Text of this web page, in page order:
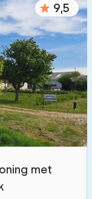
9,5
met